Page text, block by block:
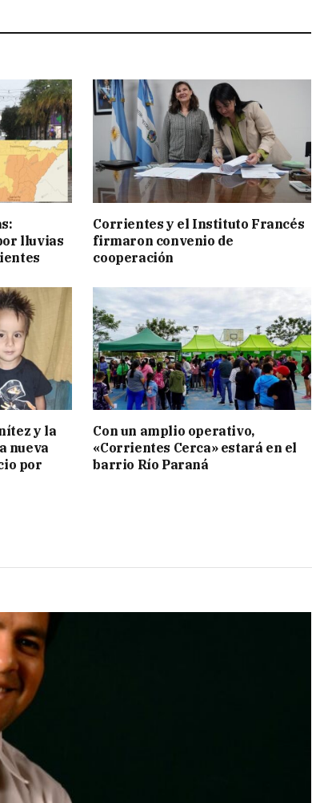
lluvias
Corrientes y el Instituto Francés
firmaron convenio de
cooperación
y la
nueva
por
Con un amplio operativo,
«Corrientes Cerca» estará en el
barrio Río Paraná